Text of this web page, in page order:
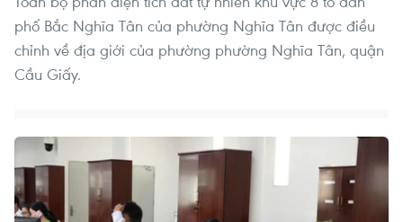
phố Bắc Nghĩa Tân của phường Nghĩa Tân được điều
chỉnh về địa giới của phường phường Nghĩa Tân, quận
Cầu Giấy.